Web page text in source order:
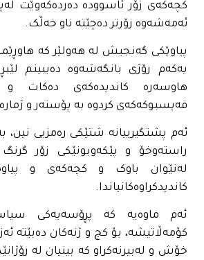
کچەکەی زۆر ئاسوودە دەردەکەوێت
ئەمەشەوە زۆرتر دەچێتە ناو خەڵک.
پیاوێکی گەنجیش لە هەولێر کە
یەکەم رۆژی بانگەشەوە دەیبینم
هاوسەرە کاندیدەکەی دەکات و
فەیسبوکەکەی کردوە بە پۆستەر و
ئەم پشتگیرییانە شتێکی رەمزیی نین،
راستەوخۆ و پێکەوبونێکی زۆر
لەنێوان باوک و کچەکەی و
کاندیدکراوەکانیاندا.
ئەم ماوەیە کە پڕۆسەیەکی
کۆمەڵاتیشە، بۆ کچ و ژنەکان دەبێتە
خۆش و لەبیرنەکراو کە بینیان لە